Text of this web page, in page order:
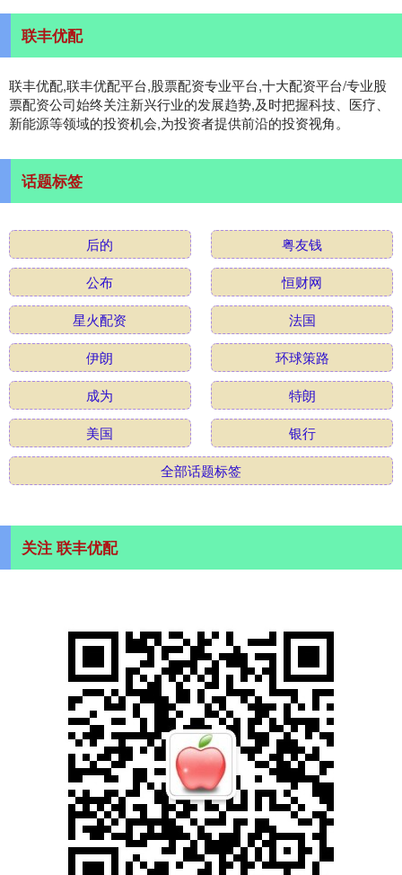
联丰优配
联丰优配,联丰优配平台,股票配资专业平台,十大配资平台/专业股
票配资公司始终关注新兴行业的发展趋势,及时把握科技、医疗、
新能源等领域的投资机会,为投资者提供前沿的投资视角。
话题标签
后的
粤友钱
公布
恒财网
星火配资
法国
伊朗
环球策路
成为
特朗
美国
银行
全部话题标签
关注 联丰优配